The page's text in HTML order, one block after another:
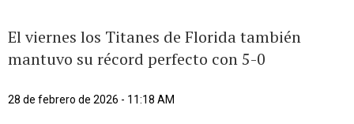
El viernes los Titanes de Florida también
mantuvo su récord perfecto con 5-0
28 de febrero de 2026 - 11:18 AM